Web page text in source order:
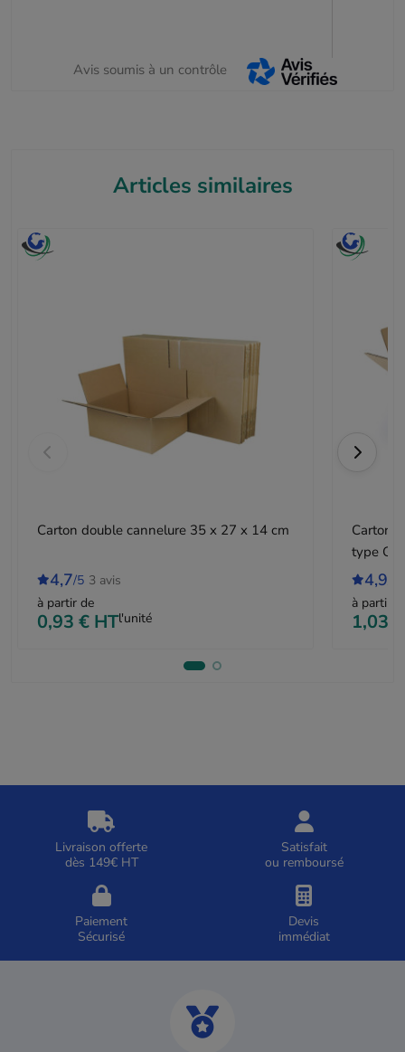
Avis soumis à un contrôle
Articles similaires
Carton double cannelure 35 x 27 x 14 cm
4,7/5 3 avis
à partir de
0,93 € HTl'unité
Carton
type
4,9
à partir
1,03 €
Livraison offerte
dès 149€ HT
Satisfait
ou remboursé
Paiement
Sécurisé
Devis
immédiat